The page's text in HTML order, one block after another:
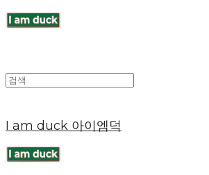
I am duck 아이엠덕